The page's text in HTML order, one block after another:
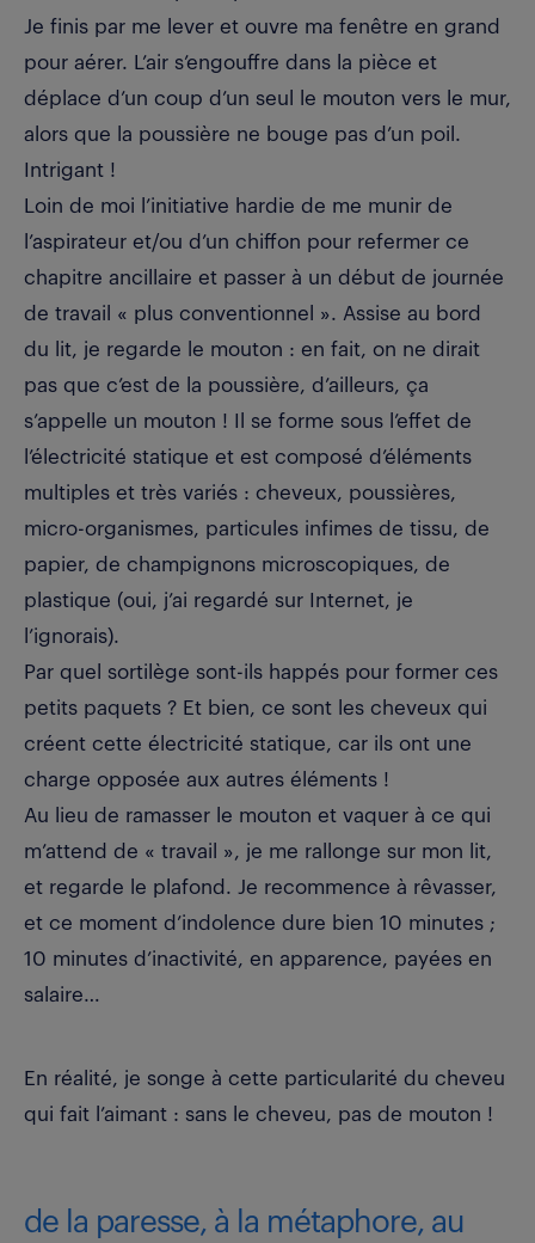
Je finis par me lever et ouvre ma fenêtre en grand
pour aérer. L’air s’engouffre dans la pièce et
déplace d’un coup d’un seul le mouton vers le mur,
alors que la poussière ne bouge pas d’un poil.
Intrigant !
Loin de moi l’initiative hardie de me munir de
l’aspirateur et/ou d’un chiffon pour refermer ce
chapitre ancillaire et passer à un début de journée
de travail « plus conventionnel ». Assise au bord
du lit, je regarde le mouton : en fait, on ne dirait
pas que c’est de la poussière, d’ailleurs, ça
s’appelle un mouton ! Il se forme sous l’effet de
l’électricité statique et est composé d’éléments
multiples et très variés : cheveux, poussières,
micro-organismes, particules infimes de tissu, de
papier, de champignons microscopiques, de
plastique (oui, j’ai regardé sur Internet, je
l’ignorais).
Par quel sortilège sont-ils happés pour former ces
petits paquets ? Et bien, ce sont les cheveux qui
créent cette électricité statique, car ils ont une
charge opposée aux autres éléments !
Au lieu de ramasser le mouton et vaquer à ce qui
m’attend de « travail », je me rallonge sur mon lit,
et regarde le plafond. Je recommence à rêvasser,
et ce moment d’indolence dure bien 10 minutes ;
10 minutes d’inactivité, en apparence, payées en
salaire…
En réalité, je songe à cette particularité du cheveu
qui fait l’aimant : sans le cheveu, pas de mouton !
de la paresse, à la métaphore, au